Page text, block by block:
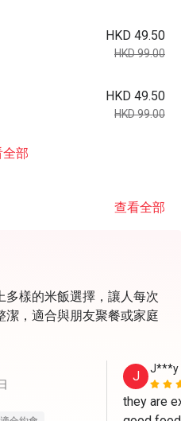
HKD 49.50
HKD 99.00
HKD 49.50
HKD 99.00
部
查看全部
樣的米飯選擇，讓人每次
潔，適合與朋友聚餐或家庭
J J***y
they are